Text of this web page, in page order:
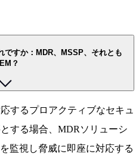
ですか：MDR、MSSP、それとも
？
するプロアクティブなセキュ
する場合、MDRソリューシ
監視し脅威に即座に対応する